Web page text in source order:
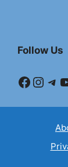
Follow Us